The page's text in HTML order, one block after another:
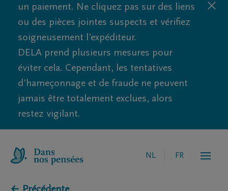
un paiement. Ne cliquez pas sur des liens
ou des pièces jointes suspects et vérifiez
soigneusement l'expéditeur.
DELA prend plusieurs mesures pour
éviter cela. Cependant, les tentatives
d'hameçonnage et de fraude ne peuvent
jamais être totalement exclues, alors
restez vigilant.
NL FR